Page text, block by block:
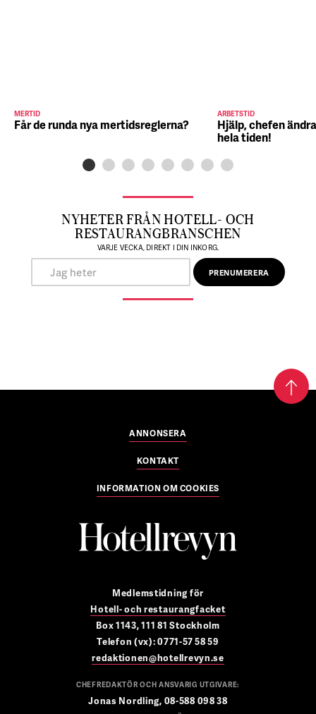
MERTID
Får de runda nya mertidsreglerna?
ARBETSTID
Hjälp, chefen
hela tiden!
NYHETER FRÅN HOTELL- OCH
RESTAURANGBRANSCHEN
VARJE VECKA, DIREKT I DIN INKORG.
ANNONSERA
KONTAKT
INFORMATION OM COOKIES
Medlemstidning för
Hotell- och restaurangfacket
Box 1143, 111 81 Stockholm
Telefon (vx): 0771-57 58 59
redaktionen@hotellrevyn.se
CHEFREDAKTÖR OCH ANSVARIG UTGIVARE:
Jonas Nordling, 08-588 098 38